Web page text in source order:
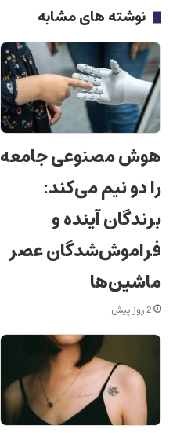
نوشته های مشابه
هوش مصنوعی جامعه
را دو نیم می‌کند:
برندگان آینده و
فراموش‌شدگان عصر
ماشین‌ها
2 روز پیش